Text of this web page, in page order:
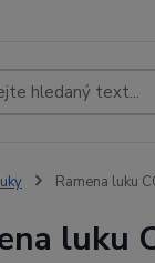
Ramena luku
luku